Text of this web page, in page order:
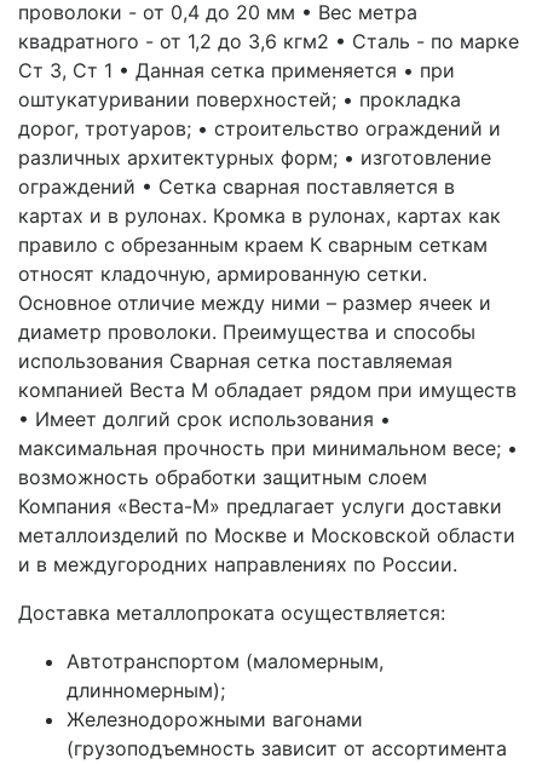
проволоки - от 0,4 до 20 мм • Вес метра
квадратного - от 1,2 до 3,6 кгм2 • Сталь - по марке
Ст 3, Ст 1 • Данная сетка применяется • при
оштукатуривании поверхностей; • прокладка
дорог, тротуаров; • строительство ограждений и
различных архитектурных форм; • изготовление
ограждений • Сетка сварная поставляется в
картах и в рулонах. Кромка в рулонах, картах как
правило с обрезанным краем К сварным сеткам
относят кладочную, армированную сетки.
Основное отличие между ними – размер ячеек и
диаметр проволоки. Преимущества и способы
использования Сварная сетка поставляемая
компанией Веста М обладает рядом при имуществ
• Имеет долгий срок использования •
максимальная прочность при минимальном весе; •
возможность обработки защитным слоем
Компания «Веста-М» предлагает услуги доставки
металлоизделий по Москве и Московской области
и в междугородних направлениях по России.
Доставка металлопроката осуществляется:
Автотранспортом (маломерным,
длинномерным);
Железнодорожными вагонами
(грузоподъемность зависит от ассортимента